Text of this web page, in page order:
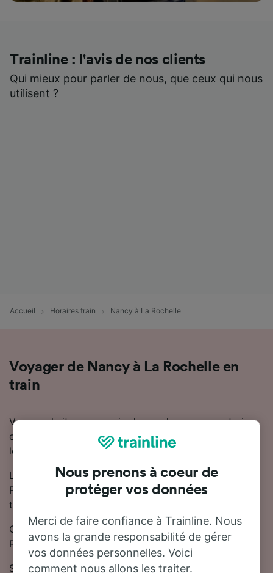
Trainline : l'avis de nos clients
Qui mieux pour parler de nous, que ceux qui nous
utilisent ?
Accueil Horaires train Nancy à La Rochelle
Voyager de Nancy à La Rochelle en
train
Vous souhaitez en savoir plus sur le voyage en train
entre Nancy et La Rochelle ? Ne cherchez pas plus
loin.
La durée moyenne du trajet en train entre Nancy et La
Rochelle est de 10 heures 51 minutes. Il y a jusqu'à 19
trains trains par jour entre Nancy et La Rochelle.
Comme il n'y a pas de train direct entre Nancy et La
Rochelle, vous devrez effectuer 1 correspondance.
Sur cette ligne, les trains sont exploités par TGV,
Nous prenons à coeur de
protéger vos données
Merci de faire confiance à Trainline. Nous
avons la grande responsabilité de gérer
vos données personnelles. Voici
comment nous allons les traiter.